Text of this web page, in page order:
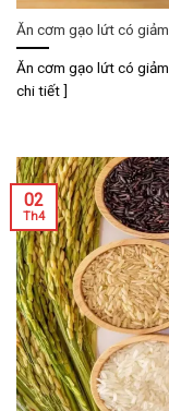
Ăn cơm gạo lứt có
Ăn cơm gạo lứt có
chi tiết ]
02
Th4